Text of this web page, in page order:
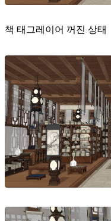
책 태그레이어 꺼진 상태